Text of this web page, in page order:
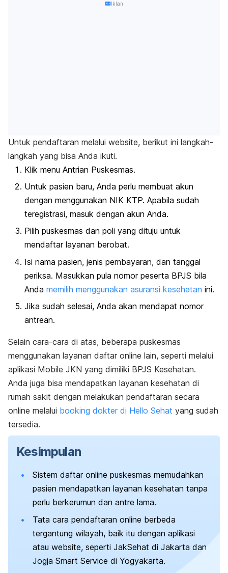
Iklan
Untuk pendaftaran melalui website, berikut ini langkah-
langkah yang bisa Anda ikuti.
Klik menu Antrian Puskesmas.
Untuk pasien baru, Anda perlu membuat akun
dengan menggunakan NIK KTP. Apabila sudah
teregistrasi, masuk dengan akun Anda.
Pilih puskesmas dan poli yang dituju untuk
mendaftar layanan berobat.
Isi nama pasien, jenis pembayaran, dan tanggal
periksa. Masukkan pula nomor peserta BPJS bila
Anda memilih menggunakan asuransi kesehatan ini.
Jika sudah selesai, Anda akan mendapat nomor
antrean.
Selain cara-cara di atas, beberapa puskesmas
menggunakan layanan daftar online lain, seperti melalui
aplikasi Mobile JKN yang dimiliki BPJS Kesehatan.
Anda juga bisa mendapatkan layanan kesehatan di
rumah sakit dengan melakukan pendaftaran secara
online melalui booking dokter di Hello Sehat yang sudah
tersedia.
Kesimpulan
Sistem daftar online puskesmas memudahkan
pasien mendapatkan layanan kesehatan tanpa
perlu berkerumun dan antre lama.
Tata cara pendaftaran online berbeda
tergantung wilayah, baik itu dengan aplikasi
atau website, seperti JakSehat di Jakarta dan
Jogja Smart Service di Yogyakarta.